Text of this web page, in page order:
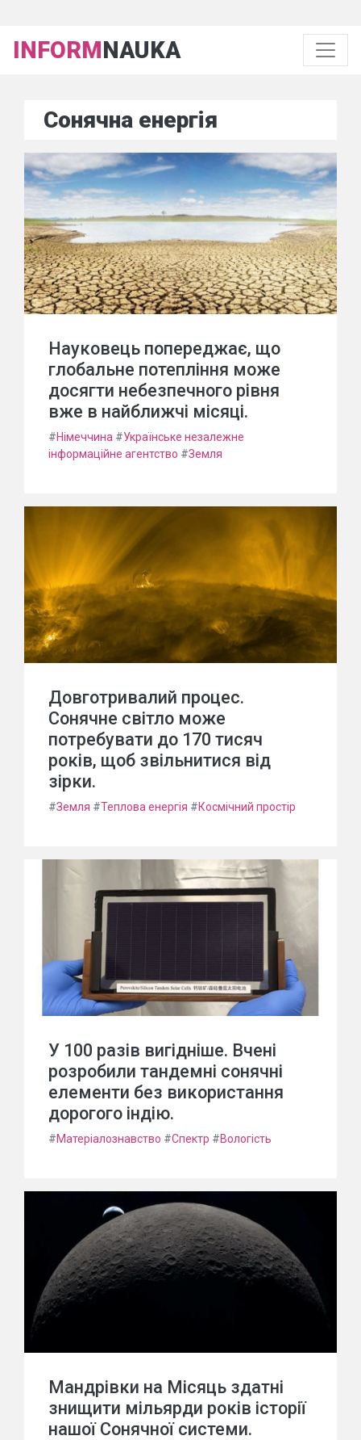
INFORMNAUKA
Сонячна енергія
Науковець попереджає, що
глобальне потепління може
досягти небезпечного рівня
вже в найближчі місяці.
#Німеччина #Українське незалежне
інформаційне агентство #Земля
Довготривалий процес.
Сонячне світло може
потребувати до 170 тисяч
років, щоб звільнитися від
зірки.
#Земля #Теплова енергія #Космічний простір
У 100 разів вигідніше. Вчені
розробили тандемні сонячні
елементи без використання
дорогого індію.
#Матеріалознавство #Спектр #Вологість
Мандрівки на Місяць здатні
знищити мільярди років історії
нашої Сонячної системи.